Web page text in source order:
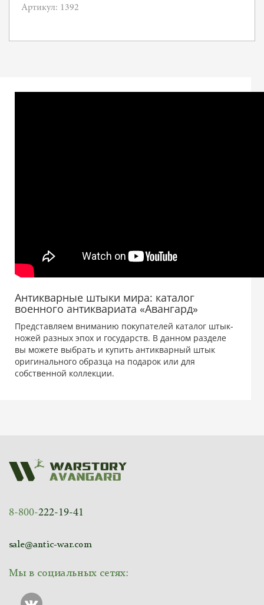
Артикул: 1392
Антикварные штыки мира: каталог
военного антиквариата «Авангард»
Представляем вниманию покупателей каталог штык-
ножей разных эпох и государств. В данном разделе
вы можете выбрать и купить антикварный штык
оригинального образца на подарок или для
собственной коллекции.
8-800-222-19-41
sale@antic-war.com
Мы в социальных сетях: